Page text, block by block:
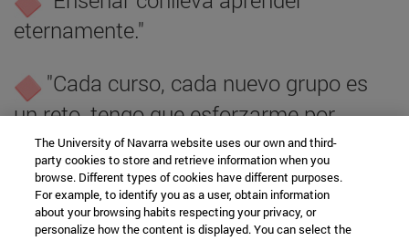
eternamente."
"Cada curso, cada nuevo grupo es
un reto, tengo que esforzarme por
conocerles y potenciar sus fortalezas y
detectar sus debilidades para
mejorarlas."
The University of Navarra website uses our own and third-
party cookies to store and retrieve information when you
browse. Different types of cookies have different purposes.
For example, to identify you as a user, obtain information
about your browsing habits respecting your privacy, or
personalize how the content is displayed. You can select the